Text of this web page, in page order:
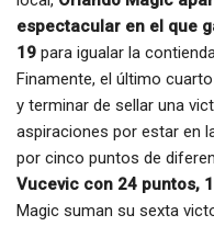
espectacular en el que
19 para igualar la
Finamente, el último
y terminar de sellar una
aspiraciones por estar en
por cinco puntos de
Vucevic con 24 puntos,
Magic suman su sexta